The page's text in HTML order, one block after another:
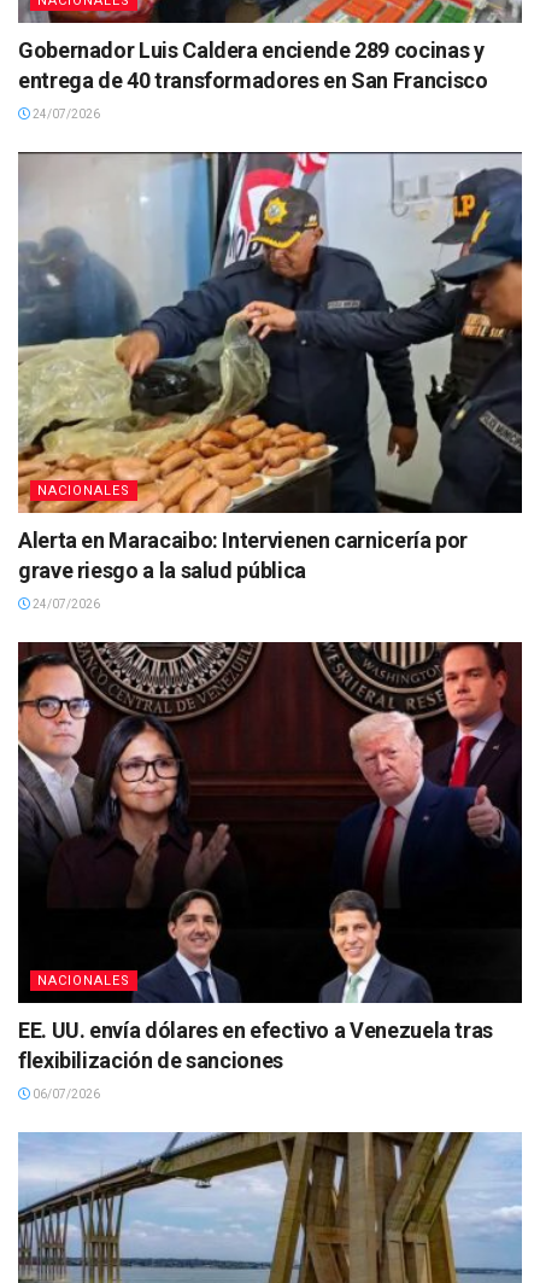
Gobernador Luis Caldera enciende 289 cocinas y
entrega de 40 transformadores en San Francisco
24/07/2026
NACIONALES
Alerta en Maracaibo: Intervienen carnicería por
grave riesgo a la salud pública
24/07/2026
NACIONALES
EE. UU. envía dólares en efectivo a Venezuela tras
flexibilización de sanciones
06/07/2026